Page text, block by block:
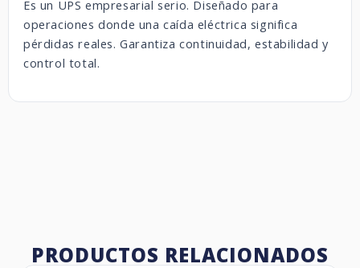
Es un UPS empresarial serio. Diseñado para
operaciones donde una caída eléctrica significa
pérdidas reales. Garantiza continuidad, estabilidad y
control total.
PRODUCTOS RELACIONADOS